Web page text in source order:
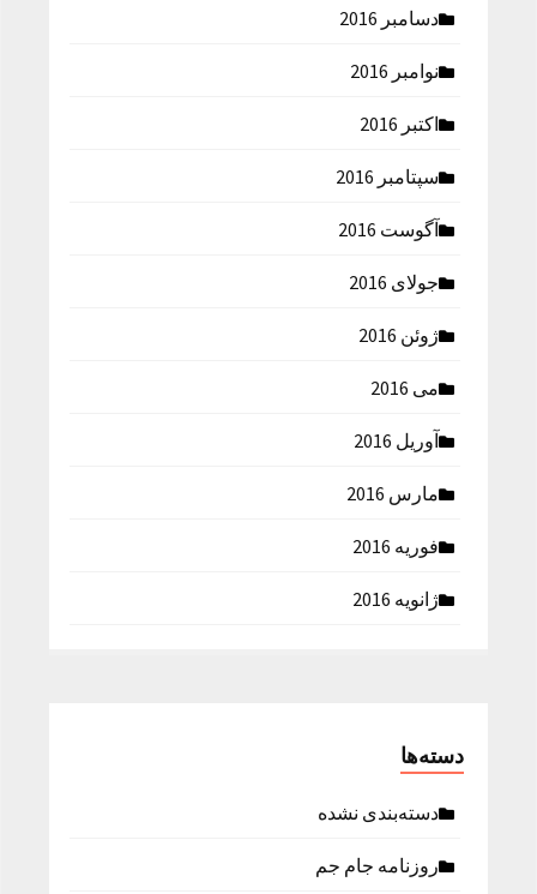
دسامبر 2016
نوامبر 2016
اکتبر 2016
سپتامبر 2016
آگوست 2016
جولای 2016
ژوئن 2016
می 2016
آوریل 2016
مارس 2016
فوریه 2016
ژانویه 2016
دسته‌ها
دسته‌بندی نشده
روزنامه جام جم